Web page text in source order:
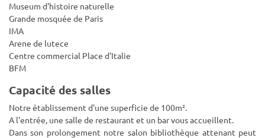
Museum d'histoire naturelle
Grande mosquée de Paris
IMA
Arene de lutece
Centre commercial Place d'Italie
BFM
Capacité des salles
Notre établissement d'une superficie de 100m².
A l'entrée, une salle de restaurant et un bar vous accueillent.
Dans son prolongement notre salon bibliothèque attenant peut